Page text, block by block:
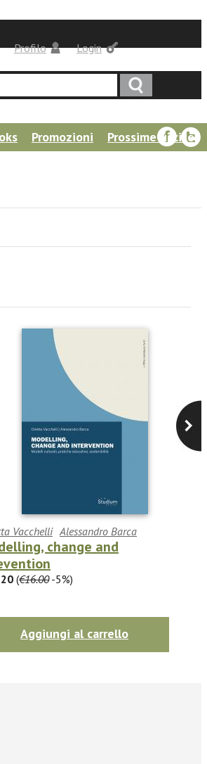
Login
Profilo
Promozioni
Prossime uscite
Vacchelli Alessandro Barca
change and
(€16.00-5%)
Aggiungi al carrello